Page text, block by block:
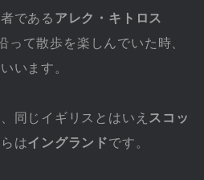
である アレク・キトロス
って散歩を楽しんでいた時、
います。
同じイギリスとはいえ スコッ
はイングランドです。